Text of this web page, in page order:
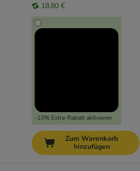
18,80 €
-10% Extra-Rabatt aktivieren
Zum Warenkorb
hinzufügen